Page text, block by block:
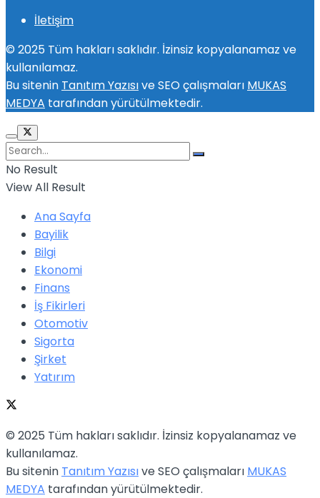
İletişim
© 2025 Tüm hakları saklıdır. İzinsiz kopyalanamaz ve
kullanılamaz.
Bu sitenin Tanıtım Yazısıve SEO çalışmaları MUKAS
MEDYA tarafından yürütülmektedir.
No Result
View All Result
Ana Sayfa
Bayilik
Bilgi
Ekonomi
Finans
İş Fikirleri
Otomotiv
Sigorta
Şirket
Yatırım
© 2025 Tüm hakları saklıdır. İzinsiz kopyalanamaz ve
kullanılamaz.
Bu sitenin Tanıtım Yazısıve SEO çalışmaları MUKAS
MEDYA tarafından yürütülmektedir.